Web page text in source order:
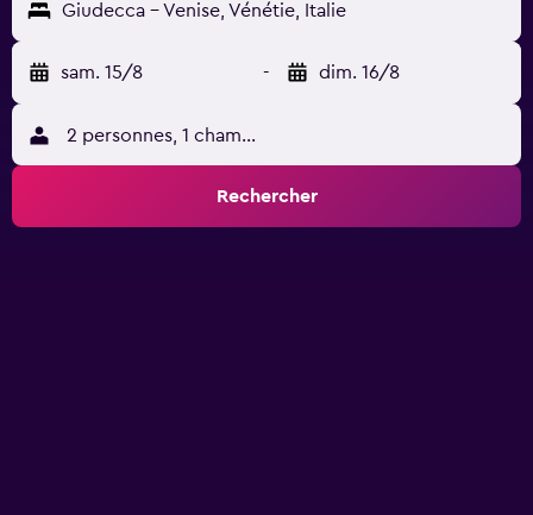
Giudecca - Venise, Vénétie, Italie
sam. 15/8 - dim. 16/8
2 personnes, 1 chambre
Rechercher